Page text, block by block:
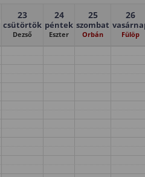
23
csütörtök
Dezső
24
péntek
Eszter
25
szombat
Orbán
26
Fülöp